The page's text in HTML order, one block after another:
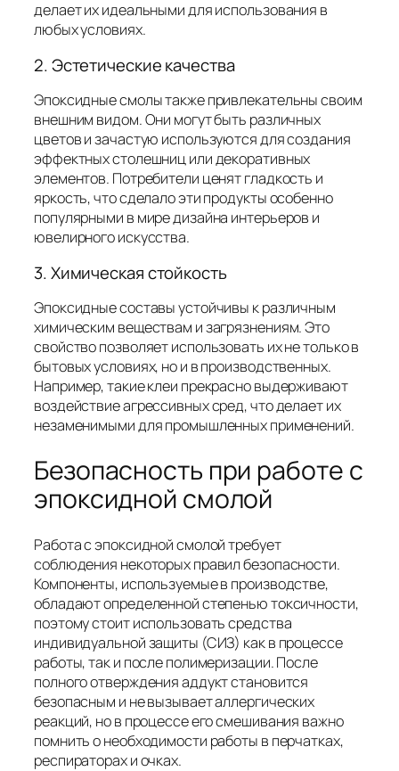
делает их идеальными для использования в
любых условиях.
2. Эстетические качества
Эпоксидные смолы также привлекательны своим
внешним видом. Они могут быть различных
цветов и зачастую используются для создания
эффектных столешниц или декоративных
элементов. Потребители ценят гладкость и
яркость, что сделало эти продукты особенно
популярными в мире дизайна интерьеров и
ювелирного искусства.
3. Химическая стойкость
Эпоксидные составы устойчивы к различным
химическим веществам и загрязнениям. Это
свойство позволяет использовать их не только в
бытовых условиях, но и в производственных.
Например, такие клеи прекрасно выдерживают
воздействие агрессивных сред, что делает их
незаменимыми для промышленных применений.
Безопасность при работе с
эпоксидной смолой
Работа с эпоксидной смолой требует
соблюдения некоторых правил безопасности.
Компоненты, используемые в производстве,
обладают определенной степенью токсичности,
поэтому стоит использовать средства
индивидуальной защиты (СИЗ) как в процессе
работы, так и после полимеризации. После
полного отверждения аддукт становится
безопасным и не вызывает аллергических
реакций, но в процессе его смешивания важно
помнить о необходимости работы в перчатках,
респираторах и очках.